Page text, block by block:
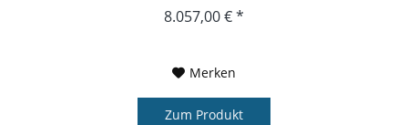
8.057,00 € *
Merken
Zum Produkt